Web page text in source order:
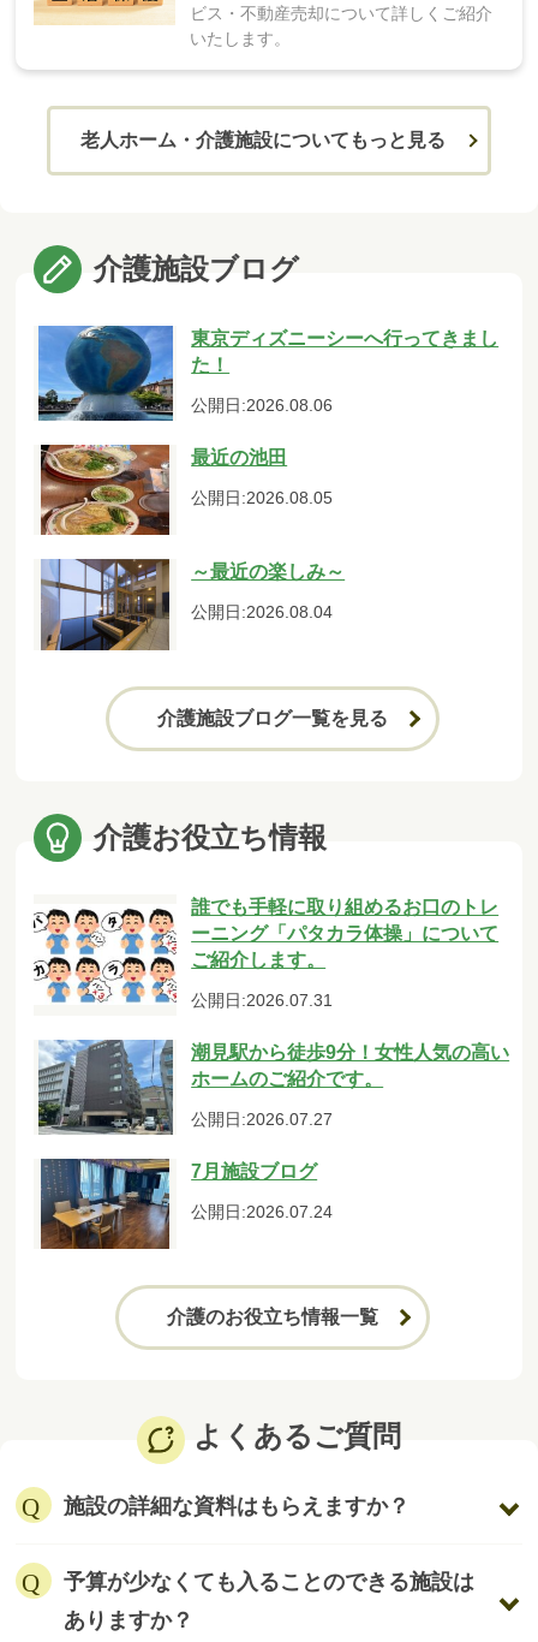
ビス・不動産売却について詳しくご紹介
いたします。
老人ホーム・介護施設についてもっと見る
介護施設ブログ
東京ディズニーシーへ行ってきまし
た！
公開日:2026.08.06
最近の池田
公開日:2026.08.05
～最近の楽しみ～
公開日:2026.08.04
介護施設ブログ一覧を見る
介護お役立ち情報
誰でも手軽に取り組めるお口のトレ
ーニング「パタカラ体操」について
ご紹介します。
公開日:2026.07.31
潮見駅から徒歩9分！女性人気の高い
ホームのご紹介です。
公開日:2026.07.27
7月施設ブログ
公開日:2026.07.24
介護のお役立ち情報一覧
よくあるご質問
施設の詳細な資料はもらえますか？
予算が少なくても入ることのできる施設は
ありますか？